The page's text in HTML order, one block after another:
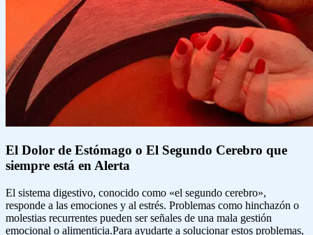
El Dolor de Estómago o El Segundo Cerebro que
siempre está en Alerta
El sistema digestivo, conocido como «el segundo cerebro»,
responde a las emociones y al estrés. Problemas como hinchazón o
molestias recurrentes pueden ser señales de una mala gestión
emocional o alimenticia.Para ayudarte a solucionar estos problemas,